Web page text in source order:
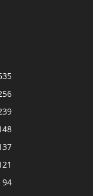
94